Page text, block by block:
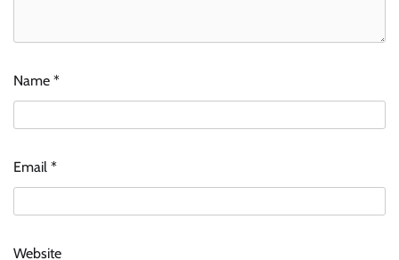
Name *
Email *
Website